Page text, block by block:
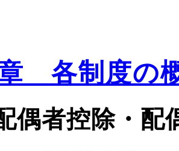
各制度の
偶者控除・配